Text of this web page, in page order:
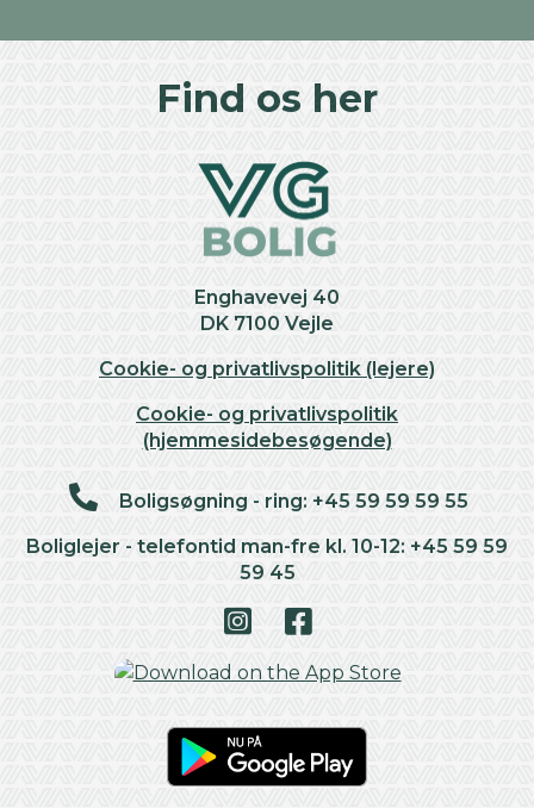
Find os her
Enghavevej 40
DK 7100 Vejle
Cookie- og privatlivspolitik (lejere)
Cookie- og privatlivspolitik
(hjemmesidebesøgende)
Boligsøgning - ring: +45 59 59 59 55
Boliglejer - telefontid man-fre kl. 10-12: +45 59 59
59 45